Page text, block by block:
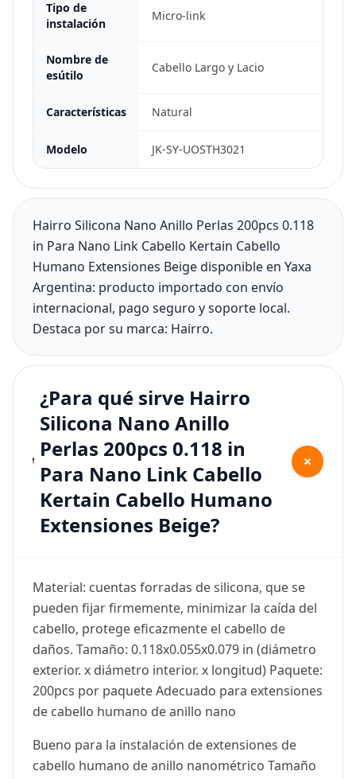
Tipo de
instalación
Micro-link
Nombre de
esútilo
Cabello Largo y Lacio
Características Natural
Modelo JK-SY-UOSTH3021
Hairro Silicona Nano Anillo Perlas 200pcs 0.118
in Para Nano Link Cabello Kertain Cabello
Humano Extensiones Beige disponible en Yaxa
Argentina: producto importado con envío
internacional, pago seguro y soporte local.
Destaca por su marca: Hairro.
¿Para qué sirve Hairro
Silicona Nano Anillo
Perlas 200pcs 0.118 in
Para Nano Link Cabello
Kertain Cabello Humano
Extensiones Beige?
+
Material: cuentas forradas de silicona, que se
pueden fijar firmemente, minimizar la caída del
cabello, protege eficazmente el cabello de
daños. Tamaño: 0.118x0.055x0.079 in (diámetro
exterior. x diámetro interior. x longitud) Paquete:
200pcs por paquete Adecuado para extensiones
de cabello humano de anillo nano
Bueno para la instalación de extensiones de
cabello humano de anillo nanométrico Tamaño